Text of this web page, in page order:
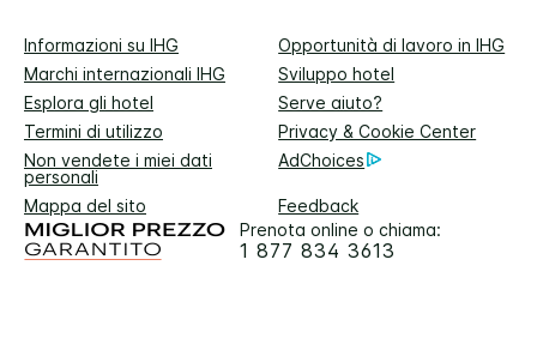
Informazioni su IHG
Opportunità di lavoro in IHG
Marchi internazionali IHG
Sviluppo hotel
Esplora gli hotel
Serve aiuto?
Termini di utilizzo
Privacy & Cookie Center
Non vendete i miei dati
personali
AdChoices
Mappa del sito
Feedback
Prenota online o chiama:
1 877 834 3613